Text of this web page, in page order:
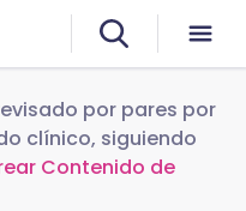
por pares por
clínico, siguiendo
Contenido de